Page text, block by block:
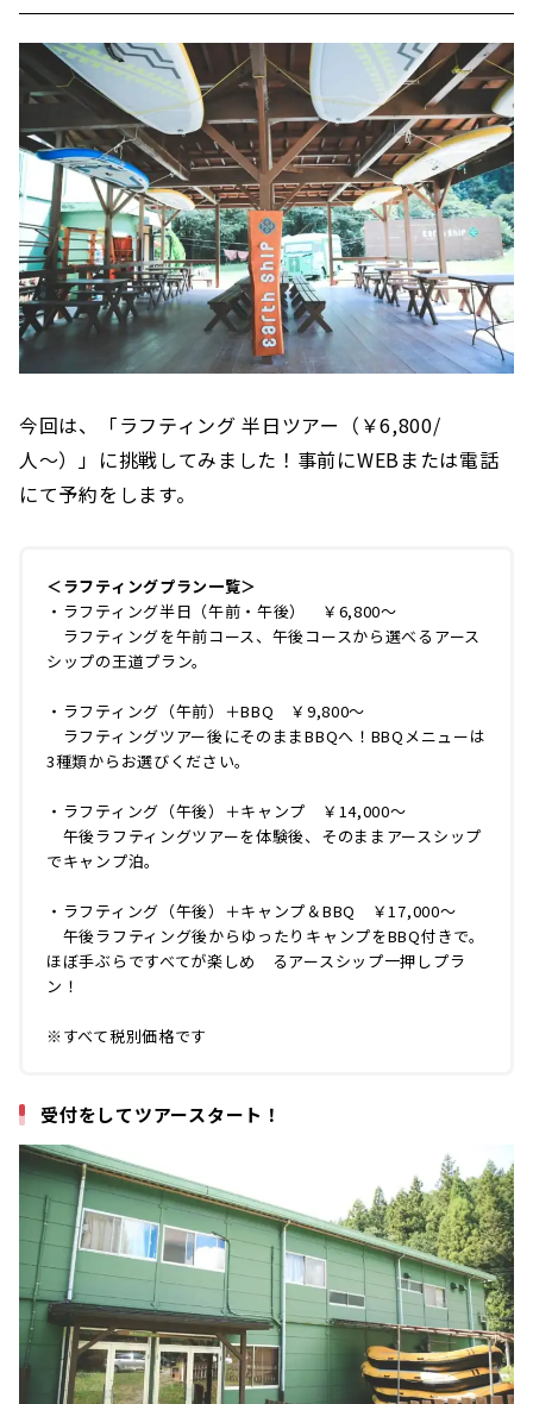
今回は、「ラフティング 半日ツアー（￥6,800/
人〜）」に挑戦してみました！事前にWEBまたは電話
にて予約をします。
＜ラフティングプラン一覧＞
・ラフティング半日（午前・午後） ￥6,800〜
ラフティングを午前コース、午後コースから選べるアース
シップの王道プラン。
・ラフティング（午前）＋BBQ ￥9,800〜
ラフティングツアー後にそのままBBQへ！BBQメニューは
3種類からお選びください。
・ラフティング（午後）＋キャンプ ￥14,000〜
午後ラフティングツアーを体験後、そのままアースシップ
でキャンプ泊。
・ラフティング（午後）＋キャンプ＆BBQ ￥17,000〜
午後ラフティング後からゆったりキャンプをBBQ付きで。
ほぼ手ぶらですべてが楽しめ るアースシップ一押しプラ
ン！
※すべて税別価格です
受付をしてツアースタート！